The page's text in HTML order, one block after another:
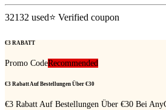
32132 used⭐ Verified coupon
€3 RABATT
Promo CodeRecommended
€3 Rabatt Auf Bestellungen Über €30
€3 Rabatt Auf Bestellungen Über €30 Bei